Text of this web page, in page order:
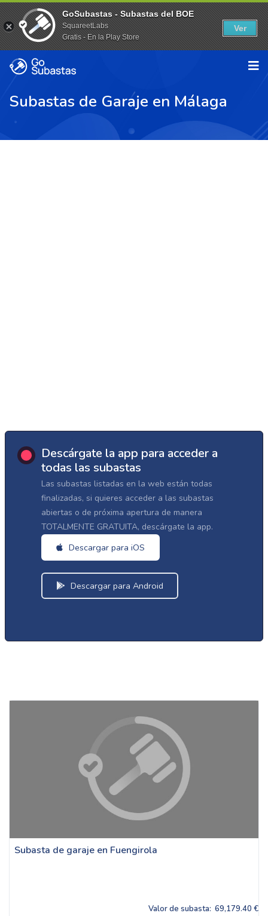
Subastas de Garaje en Málaga
Descárgate la app para acceder a
todas las subastas
Las subastas listadas en la web están todas
finalizadas, si quieres acceder a las subastas
abiertas o de próxima apertura de manera
TOTALMENTE GRATUITA, descárgate la app.
Descargar para iOS
Descargar para Android
Subasta de garaje en Fuengirola
Valor de subasta: 69,179.40 €
GoSubastas - Subastas del BOE
SquareetLabs
Gratis - En la Play Store
Ver